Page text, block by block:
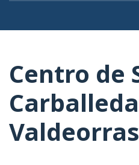
Centro de
Carballeda
Valdeorras